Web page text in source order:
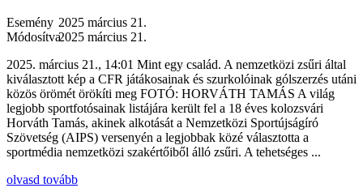
Esemény 2025 március 21.
Módosítva2025 március 21.
2025. március 21., 14:01 Mint egy család. A nemzetközi zsűri által
kiválasztott kép a CFR játákosainak és szurkolóinak gólszerzés utáni
közös örömét örökíti meg FOTÓ: HORVÁTH TAMÁS A világ
legjobb sportfotósainak listájára került fel a 18 éves kolozsvári
Horváth Tamás, akinek alkotását a Nemzetközi Sportújságíró
Szövetség (AIPS) versenyén a legjobbak közé választotta a
sportmédia nemzetközi szakértőiből álló zsűri. A tehetséges ...
olvasd tovább